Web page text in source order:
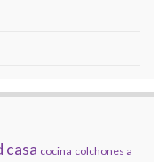
casa cocina colchones a